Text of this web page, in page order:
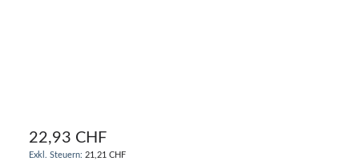
22,93 CHF
21,21 CHF